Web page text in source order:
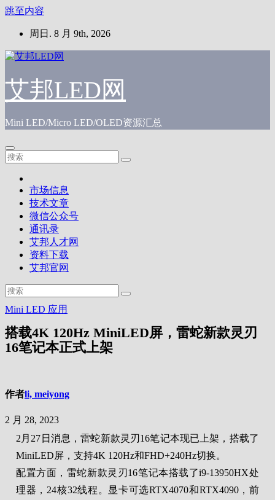
跳至内容
周日. 8 月 9th, 2026
艾邦LED网
Mini LED/Micro LED/OLED资源汇总
市场信息
技术文章
微信公众号
通讯录
艾邦人才网
资料下载
艾邦官网
Mini LED 应用
搭载4K 120Hz MiniLED屏，雷蛇新款灵刃
16笔记本正式上架
作者li, meiyong
2 月 28, 2023
2月27日消息，雷蛇新款灵刃16笔记本现已上架，搭载了
MiniLED屏，支持4K 120Hz和FHD+240Hz切换。
配置方面，雷蛇新款灵刃16笔记本搭载了i9-13950HX处
理器，24核32线程。显卡可选RTX4070和RTX4090，前